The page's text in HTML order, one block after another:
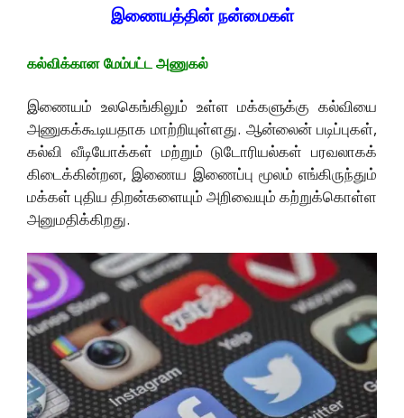
இணையத்தின் நன்மைகள்
கல்விக்கான மேம்பட்ட அணுகல்
இணையம் உலகெங்கிலும் உள்ள மக்களுக்கு கல்வியை
அணுகக்கூடியதாக மாற்றியுள்ளது. ஆன்லைன் படிப்புகள்,
கல்வி வீடியோக்கள் மற்றும் டுடோரியல்கள் பரவலாகக்
கிடைக்கின்றன, இணைய இணைப்பு மூலம் எங்கிருந்தும்
மக்கள் புதிய திறன்களையும் அறிவையும் கற்றுக்கொள்ள
அனுமதிக்கிறது.